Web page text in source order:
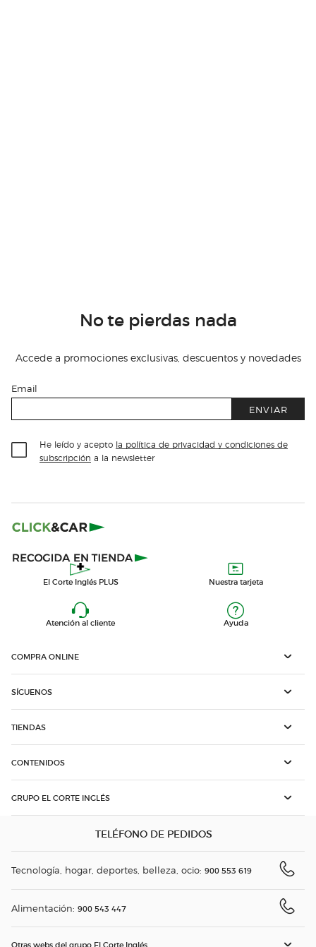
No te pierdas nada
Accede a promociones exclusivas, descuentos y novedades
Email
ENVIAR
He leído y acepto la política de privacidad y condiciones de
subscripción a la newsletter
El Corte Inglés PLUS Nuestra tarjeta
Atención al cliente Ayuda
COMPRA ONLINE
SÍGUENOS
TIENDAS
CONTENIDOS
GRUPO EL CORTE INGLÉS
TELÉFONO DE PEDIDOS
Tecnología, hogar, deportes, belleza, ocio: 900 553 619
Alimentación: 900 543 447
Otras webs del grupo El Corte Inglés